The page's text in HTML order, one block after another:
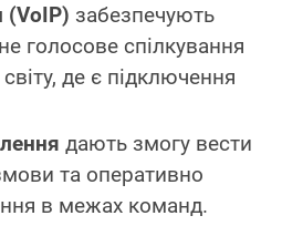
(VoIP) забезпечують
голосове спілкування
де є підключення
дають змогу вести
та оперативно
в межах команд.